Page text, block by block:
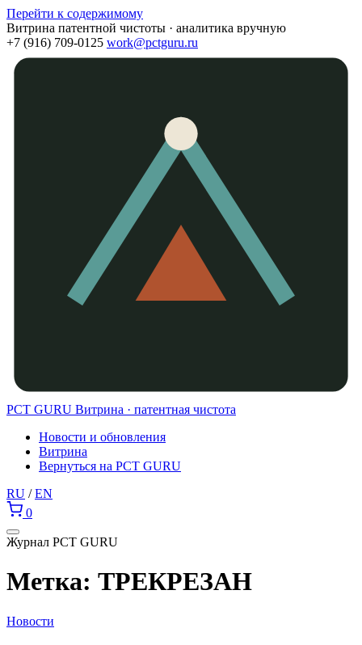
Перейти к содержимому
Витрина патентной чистоты · аналитика вручную
+7 (916) 709-0125 work@pctguru.ru
PCT GURU Витрина · патентная чистота
Новости и обновления
Витрина
Вернуться на PCT GURU
RU / EN
0
Журнал PCT GURU
Метка: ТРЕКРЕЗАН
Новости